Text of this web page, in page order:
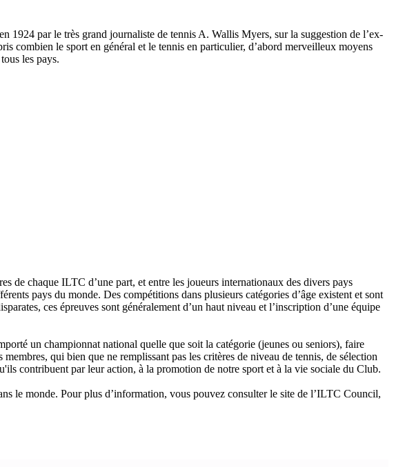
par le très grand journaliste de tennis A. Wallis Myers, sur la suggestion de l’ex-
combien le sport en général et le tennis en particulier, d’abord merveilleux moyens
les pays.
de chaque ILTC d’une part, et entre les joueurs internationaux des divers pays
pays du monde. Des compétitions dans plusieurs catégories d’âge existent et sont
ces épreuves sont généralement d’un haut niveau et l’inscription d’une équipe
un championnat national quelle que soit la catégorie (jeunes ou seniors), faire
qui bien que ne remplissant pas les critères de niveau de tennis, de sélection
contribuent par leur action, à la promotion de notre sport et à la vie sociale du Club.
le monde. Pour plus d’information, vous pouvez consulter le site de l’ILTC Council,